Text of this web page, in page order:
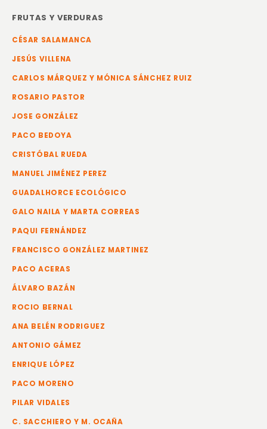
FRUTAS Y VERDURAS
CÉSAR SALAMANCA
JESÚS VILLENA
CARLOS MÁRQUEZ Y MÓNICA SÁNCHEZ RUIZ
ROSARIO PASTOR
JOSE GONZÁLEZ
PACO BEDOYA
CRISTÓBAL RUEDA
MANUEL JIMÉNEZ PEREZ
GUADALHORCE ECOLÓGICO
GALO NAILA Y MARTA CORREAS
PAQUI FERNÁNDEZ
FRANCISCO GONZÁLEZ MARTINEZ
PACO ACERAS
ÁLVARO BAZÁN
ROCIO BERNAL
ANA BELÉN RODRIGUEZ
ANTONIO GÁMEZ
ENRIQUE LÓPEZ
PACO MORENO
PILAR VIDALES
C. SACCHIERO Y M. OCAÑA